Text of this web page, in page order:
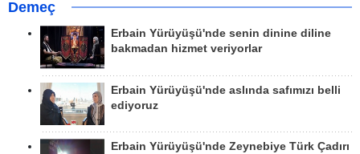
Demeç
Erbain Yürüyüşü'nde senin dinine diline
bakmadan hizmet veriyorlar
Erbain Yürüyüşü'nde aslında safımızı belli
ediyoruz
Erbain Yürüyüşü'nde Zeynebiye Türk Çadırı